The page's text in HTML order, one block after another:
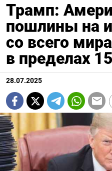
Трамп:
пошлины на
со всего
в пределах
28.07.2025